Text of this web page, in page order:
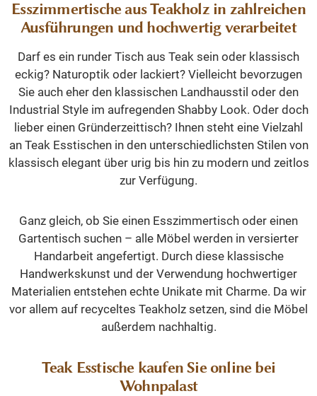
Esszimmertische aus Teakholz in zahlreichen
Ausführungen und hochwertig verarbeitet
Darf es ein runder Tisch aus Teak sein oder klassisch
eckig? Naturoptik oder lackiert? Vielleicht bevorzugen
Sie auch eher den klassischen Landhausstil oder den
Industrial Style im aufregenden Shabby Look. Oder doch
lieber einen Gründerzeittisch? Ihnen steht eine Vielzahl
an Teak Esstischen in den unterschiedlichsten Stilen von
klassisch elegant über urig bis hin zu modern und zeitlos
zur Verfügung.
Ganz gleich, ob Sie einen Esszimmertisch oder einen
Gartentisch suchen – alle Möbel werden in versierter
Handarbeit angefertigt. Durch diese klassische
Handwerkskunst und der Verwendung hochwertiger
Materialien entstehen echte Unikate mit Charme. Da wir
vor allem auf recyceltes Teakholz setzen, sind die Möbel
außerdem nachhaltig.
Teak Esstische kaufen Sie online bei
Wohnpalast